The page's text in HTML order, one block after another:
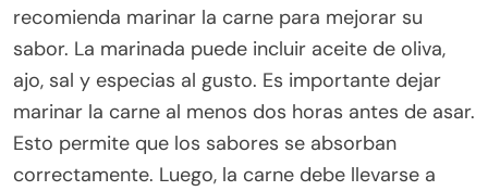
recomienda marinar la carne para mejorar su
sabor. La marinada puede incluir aceite de oliva,
ajo, sal y especias al gusto. Es importante dejar
marinar la carne al menos dos horas antes de asar.
Esto permite que los sabores se absorban
correctamente. Luego, la carne debe llevarse a